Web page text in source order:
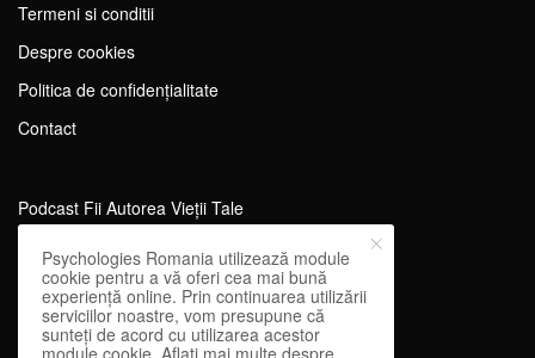
Termeni si conditii
Despre cookies
Politica de confidențialitate
Contact
Podcast Fii Autorea Vieții Tale
Evenimente Fii Autoarea Vieții Tale!
SportEdu
Antrenament Mental pentru Sportivi
Psychologies Romania utilizează module
cookie pentru a vă oferi cea mai bună
experiență online. Prin continuarea utilizării
serviciilor noastre, vom presupune că
sunteți de acord cu utilizarea acestor
module cookie. Aflați mai multe despre